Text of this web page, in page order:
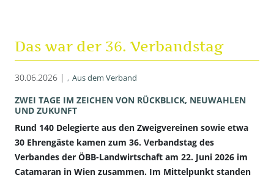
Das war der 36. Verbandstag
30.06.2026 | Aus dem Verband
ZWEI TAGE IM ZEICHEN VON RÜCKBLICK, NEUWAHLEN
UND ZUKUNFT
Rund 140 Delegierte aus den Zweigvereinen sowie etwa
30 Ehrengäste kamen zum 36. Verbandstag des
Verbandes der ÖBB-Landwirtschaft am 22. Juni 2026 im
Catamaran in Wien zusammen. Im Mittelpunkt standen